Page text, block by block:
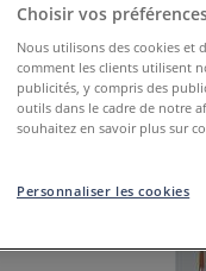
Lots de pinceaux pour l'aquarelle
Choisir vos
Nous utilisons des cookies et
comment les clients utilisent
publicités, y compris des
outils dans le cadre de notre
souhaitez en savoir plus sur
Personnaliser les cookies